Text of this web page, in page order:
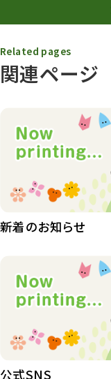
動物園
動物園その他
植物園
植物たち
植物園長の庭
桜情報
紅葉情報
ズーボ
イベント
関連ページ
Related pages
新着のお知らせ
公式SNS